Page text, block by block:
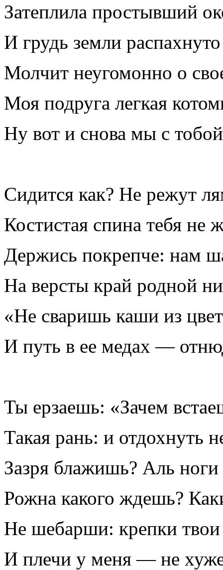
Затеплила простывший
И грудь земли
Молчит неугомонно о
Моя подруга легкая
Ну вот и снова мы с
Сидится как? Не режут
Костистая спина тебя не
Держись покрепче: нам
На версты край родной
«Не сваришь каши из
И путь в ее медах —
Ты ерзаешь: «Зачем
Такая рань: и отдохнуть
Зазря блажишь? Аль ноги
Рожна какого ждешь?
Не шебарши: крепки твои
И плечи у меня — не